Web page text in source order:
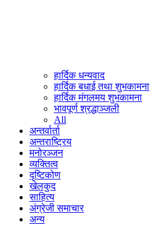
हार्दिक धन्यवाद
हार्दिक बधाई तथा शुभकामना
हार्दिक मंगलमय शुभकामना
भावपूर्ण श्रद्धाञ्जली
All
अन्तर्वार्ता
अन्तराष्ट्रिय
मनोरञ्जन
व्यक्तित्व
दृष्टिकोण
खेलकुद
साहित्य
अंग्रेजी समाचार
अन्य